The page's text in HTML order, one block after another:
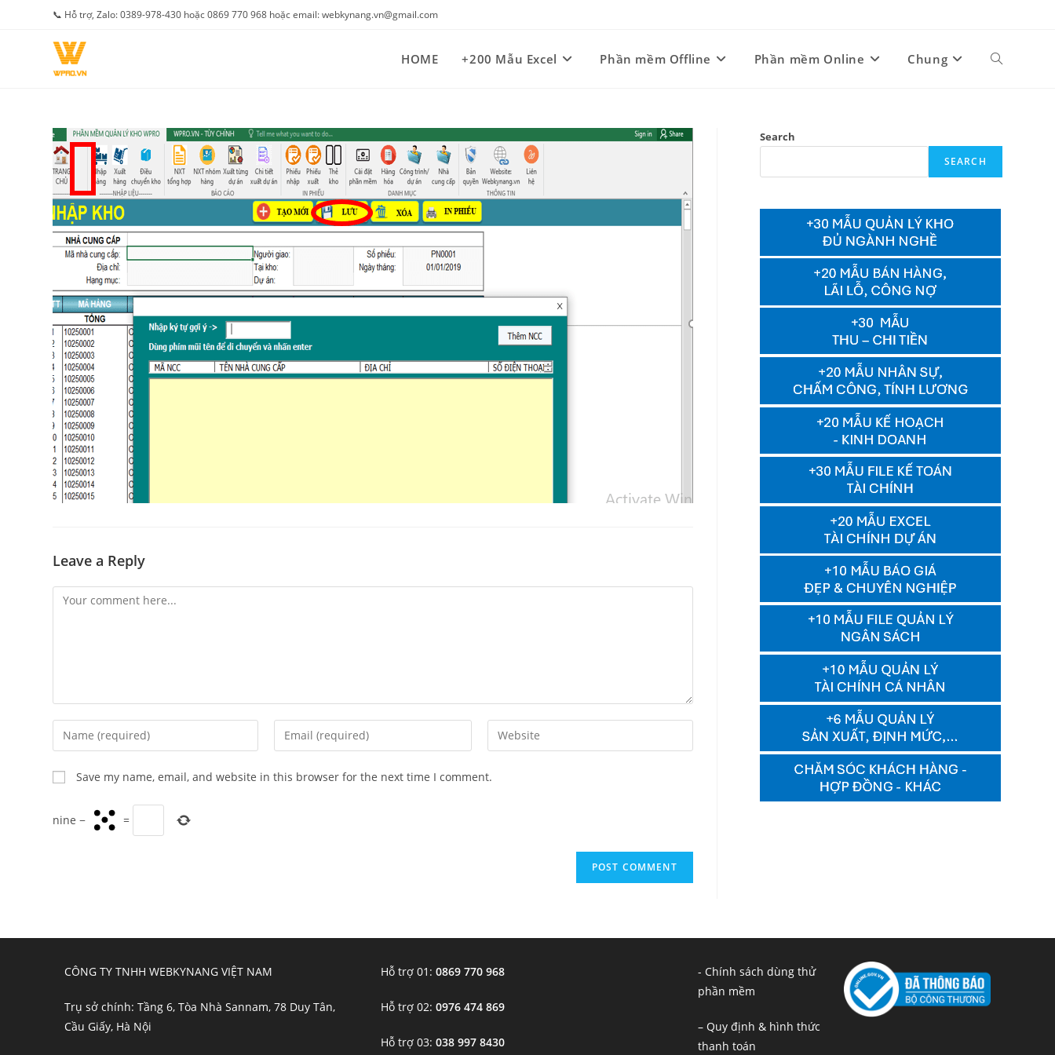
📞 Hỗ trợ, Zalo: 0389-978-430 hoặc 0869 770 968 hoặc email: webkynang.vn@gmail.com
HOME +200 Mẫu Excel Phần mềm Offline Phần mềm Online Chung Toggle
search
Leave a Reply
Comment
Enter
your
name
or
username
to
Enter
your
Enter
your
Save my name, email, and website in this browser for the next time I comment.
nine − =
Search
SEARCH
CÔNG TY TNHH WEBKYNANG VIỆT NAM
Trụ sở chính: Tầng 6, Tòa Nhà Sannam, 78 Duy Tân,
Cầu Giấy, Hà Nội
Hỗ trợ 01:0869 770 968
Hỗ trợ 02:0976 474 869
Hỗ trợ 03:038 997 8430
- Chính sách dùng thử
phần mềm
– Quy định & hình thức
thanh toán